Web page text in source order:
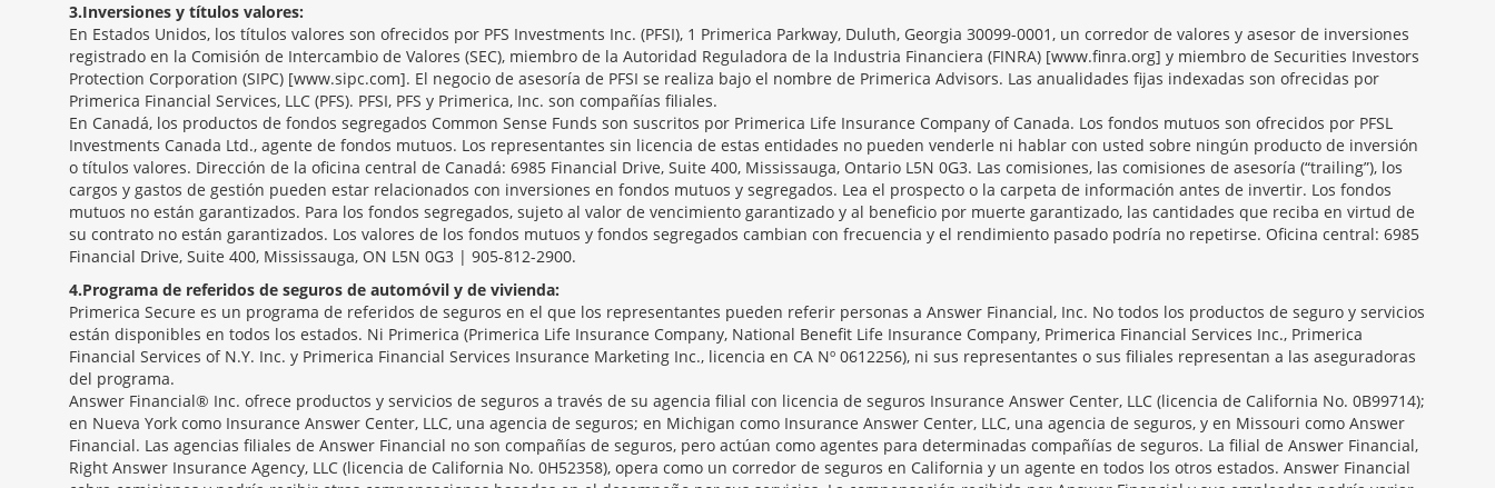
3 Inversiones y títulos valores:
En Estados Unidos, los títulos valores son ofrecidos por PFS Investments Inc. (PFSI), 1 Primerica Parkway, Duluth, Georgia 30099-0001, un corredor de valores y asesor de inversiones
registrado en la Comisión de Intercambio de Valores (SEC), miembro de la Autoridad Reguladora de la Industria Financiera (FINRA) [www.finra.org] y miembro de Securities Investors
Protection Corporation (SIPC) [www.sipc.com]. El negocio de asesoría de PFSI se realiza bajo el nombre de Primerica Advisors. Las anualidades fijas indexadas son ofrecidas por
Primerica Financial Services, LLC (PFS). PFSI, PFS y Primerica, Inc. son compañías filiales.
En Canadá, los productos de fondos segregados Common Sense Funds son suscritos por Primerica Life Insurance Company of Canada. Los fondos mutuos son ofrecidos por PFSL
Investments Canada Ltd., agente de fondos mutuos. Los representantes sin licencia de estas entidades no pueden venderle ni hablar con usted sobre ningún producto de inversión
o títulos valores. Dirección de la oficina central de Canadá: 6985 Financial Drive, Suite 400, Mississauga, Ontario L5N 0G3. Las comisiones, las comisiones de asesoría (“trailing”), los
cargos y gastos de gestión pueden estar relacionados con inversiones en fondos mutuos y segregados. Lea el prospecto o la carpeta de información antes de invertir. Los fondos
mutuos no están garantizados. Para los fondos segregados, sujeto al valor de vencimiento garantizado y al beneficio por muerte garantizado, las cantidades que reciba en virtud de
su contrato no están garantizados. Los valores de los fondos mutuos y fondos segregados cambian con frecuencia y el rendimiento pasado podría no repetirse. Oficina central: 6985
Financial Drive, Suite 400, Mississauga, ON L5N 0G3 | 905-812-2900.
4 Programa de referidos de seguros de automóvil y de vivienda:
Primerica Secure es un programa de referidos de seguros en el que los representantes pueden referir personas a Answer Financial, Inc. No todos los productos de seguro y servicios
están disponibles en todos los estados. Ni Primerica (Primerica Life Insurance Company, National Benefit Life Insurance Company, Primerica Financial Services Inc., Primerica
Financial Services of N.Y. Inc. y Primerica Financial Services Insurance Marketing Inc., licencia en CA Nº 0612256), ni sus representantes o sus filiales representan a las aseguradoras
del programa.
Answer Financial® Inc. ofrece productos y servicios de seguros a través de su agencia filial con licencia de seguros Insurance Answer Center, LLC (licencia de California No. 0B99714);
en Nueva York como Insurance Answer Center, LLC, una agencia de seguros; en Michigan como Insurance Answer Center, LLC, una agencia de seguros, y en Missouri como Answer
Financial. Las agencias filiales de Answer Financial no son compañías de seguros, pero actúan como agentes para determinadas compañías de seguros. La filial de Answer Financial,
Right Answer Insurance Agency, LLC (licencia de California No. 0H52358), opera como un corredor de seguros en California y un agente en todos los otros estados. Answer Financial